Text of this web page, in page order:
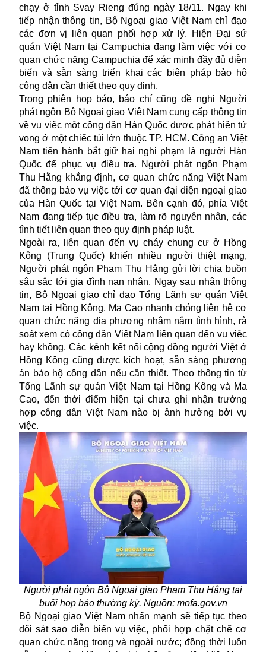
chạy ở tỉnh Svay Rieng đúng ngày 18/11. Ngay khi
tiếp nhận thông tin, Bộ Ngoại giao Việt Nam chỉ đạo
các đơn vị liên quan phối hợp xử lý. Hiện Đại sứ
quán Việt Nam tại Campuchia đang làm việc với cơ
quan chức năng Campuchia để xác minh đầy đủ diễn
biến và sẵn sàng triển khai các biện pháp bảo hộ
công dân cần thiết theo quy định.
Trong phiên họp báo, báo chí cũng đề nghị Người
phát ngôn Bộ Ngoại giao Việt Nam cung cấp thông tin
về vụ việc một công dân Hàn Quốc được phát hiện tử
vong ở một chiếc túi lớn thuộc TP. HCM. Công an Việt
Nam tiến hành bắt giữ hai nghi phạm là người Hàn
Quốc để phục vụ điều tra. Người phát ngôn Phạm
Thu Hằng khẳng định, cơ quan chức năng Việt Nam
đã thông báo vụ việc tới cơ quan đại diện ngoại giao
của Hàn Quốc tại Việt Nam. Bên cạnh đó, phía Việt
Nam đang tiếp tục điều tra, làm rõ nguyên nhân, các
tình tiết liên quan theo quy định pháp luật.
Ngoài ra, liên quan đến vụ cháy chung cư ở Hồng
Kông (Trung Quốc) khiến nhiều người thiệt mạng,
Người phát ngôn Phạm Thu Hằng gửi lời chia buồn
sâu sắc tới gia đình nạn nhân. Ngay sau nhận thông
tin, Bộ Ngoại giao chỉ đạo Tổng Lãnh sự quán Việt
Nam tại Hồng Kông, Ma Cao nhanh chóng liên hệ cơ
quan chức năng địa phương nhằm nắm tình hình, rà
soát xem có công dân Việt Nam liên quan đến vụ việc
hay không. Các kênh kết nối cộng đồng người Việt ở
Hồng Kông cũng được kích hoạt, sẵn sàng phương
án bảo hộ công dân nếu cần thiết. Theo thông tin từ
Tổng Lãnh sự quán Việt Nam tại Hồng Kông và Ma
Cao, đến thời điểm hiện tại chưa ghi nhận trường
hợp công dân Việt Nam nào bị ảnh hưởng bởi vụ
việc.
Người phát ngôn Bộ Ngoại giao Phạm Thu Hằng tại
buổi họp báo thường kỳ. Nguồn: mofa.gov.vn
Bộ Ngoại giao Việt Nam nhấn mạnh sẽ tiếp tục theo
dõi sát sao diễn biến vụ việc, phối hợp chặt chẽ cơ
quan chức năng trong và ngoài nước; đồng thời luôn